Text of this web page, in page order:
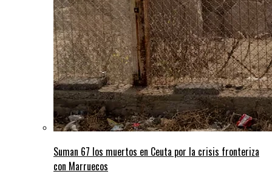
Suman 67 los muertos en Ceuta por la crisis fronteriza
con Marruecos